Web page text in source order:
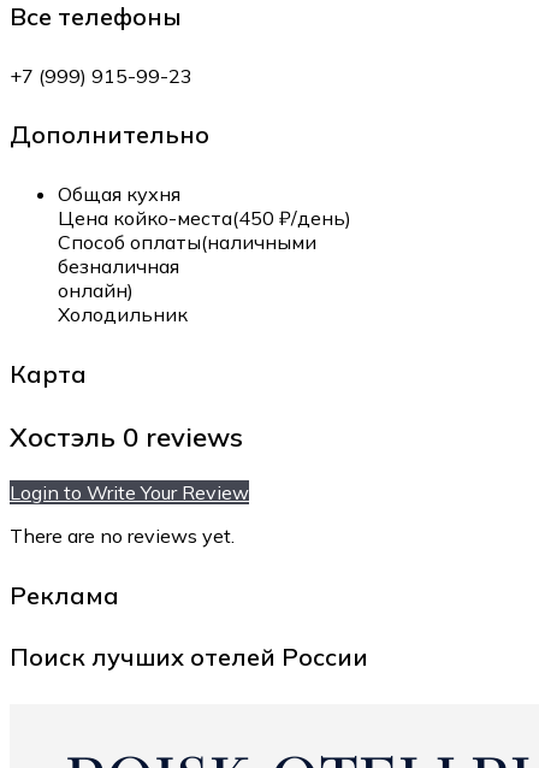
Все телефоны
+7 (999) 915-99-23
Дополнительно
Общая кухня
Цена койко-места(450 ₽/день)
Способ оплаты(наличными
безналичная
онлайн)
Холодильник
Карта
Хостэль 0 reviews
Login to Write Your Review
There are no reviews yet.
Реклама
Поиск лучших отелей России